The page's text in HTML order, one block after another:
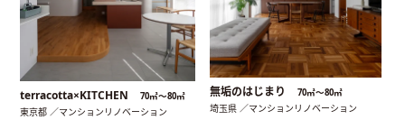
terracotta×KITCHEN 70㎡〜80㎡
東京都 ／マンションリノベーション
無垢のはじまり 70㎡〜80㎡
埼玉県 ／マンションリノベーション